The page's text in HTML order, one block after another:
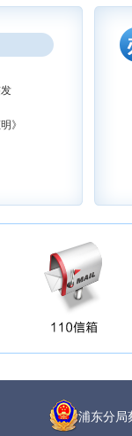
》
浦东分局